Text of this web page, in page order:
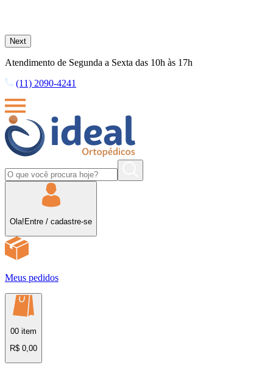
Next
Atendimento de Segunda a Sexta das 10h às 17h
(11) 2090-4241
Ola! Entre / cadastre-se
Meus pedidos
00 item
R$ 0,00